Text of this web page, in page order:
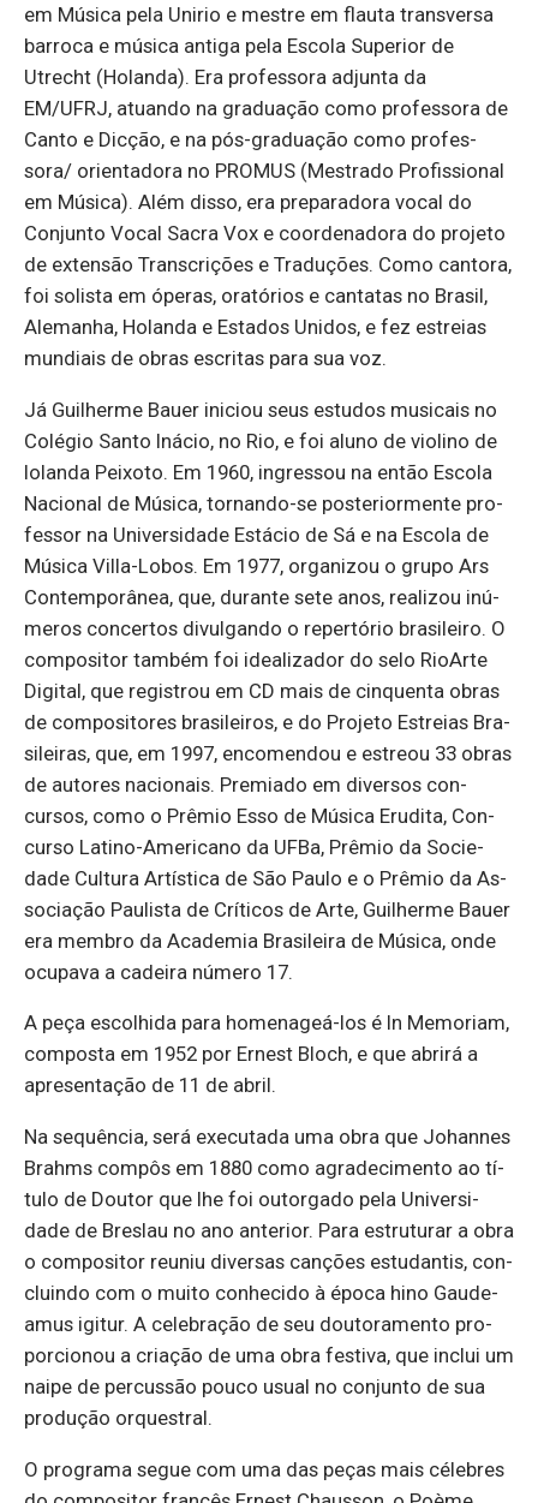
em Mú­sica pela Unirio e mestre em flauta trans­versa
bar­roca e mú­sica an­tiga pela Es­cola Su­pe­rior de
Utrecht (Ho­landa). Era pro­fes­sora ad­junta da
EM/UFRJ, atu­ando na gra­du­ação como pro­fes­sora de
Canto e Dicção, e na pós-gra­du­ação como pro­fes­
sora/ ori­en­ta­dora no PROMUS (Mes­trado Pro­fis­si­onal
em Mú­sica). Além disso, era pre­pa­ra­dora vocal do
Con­junto Vocal Sacra Vox e co­or­de­na­dora do pro­jeto
de ex­tensão Trans­cri­ções e Tra­du­ções. Como cantora,
foi so­lista em óperas, ora­tó­rios e can­tatas no Brasil,
Ale­manha, Ho­landa e Es­tados Unidos, e fez es­treias
mun­diais de obras es­critas para sua voz.
Já Guilherme Bauer ini­ciou seus es­tudos mu­si­cais no
Co­légio Santo Inácio, no Rio, e foi aluno de vi­o­lino de
Io­landa Pei­xoto. Em 1960, in­gressou na então Es­cola
Na­ci­onal de Mú­sica, tor­nando-se pos­te­ri­or­mente pro­
fessor na Uni­ver­si­dade Es­tácio de Sá e na Es­cola de
Mú­sica Villa-Lobos. Em 1977, or­ga­nizou o grupo Ars
Con­tem­po­rânea, que, du­rante sete anos, re­a­lizou inú­
meros con­certos di­vul­gando o re­per­tório bra­si­leiro. O
com­po­sitor também foi ide­a­li­zador do selo Ri­o­Arte
Di­gital, que re­gis­trou em CD mais de cin­quenta obras
de com­po­si­tores bra­si­leiros, e do Pro­jeto Es­treias Bra­
si­leiras, que, em 1997, en­co­mendou e es­treou 33 obras
de au­tores na­ci­o­nais. Pre­miado em di­versos con­
cursos, como o Prêmio Esso de Mú­sica Eru­dita, Con­
curso La­tino-Ame­ri­cano da UFBa, Prêmio da So­ci­e­
dade Cul­tura Ar­tís­tica de São Paulo e o Prêmio da As­
so­ci­ação Pau­lista de Crí­ticos de Arte, Gui­lherme Bauer
era membro da Aca­demia Bra­si­leira de Mú­sica, onde
ocu­pava a ca­deira nú­mero 17.
A peça es­co­lhida para ho­me­nageá-los é In Me­mo­riam,
com­posta em 1952 por Er­nest Bloch, e que abrirá a
apre­sen­tação de 11 de abril.
Na sequência, será exe­cu­tada uma obra que Johannes
Brahms compôs em 1880 como agra­de­ci­mento ao tí­
tulo de Doutor que lhe foi ou­tor­gado pela Uni­ver­si­
dade de Breslau no ano an­te­rior. Para es­tru­turar a obra
o com­po­sitor reuniu di­versas can­ções es­tu­dantis, con­
cluindo com o muito co­nhe­cido à época hino Gau­de­
amus igitur. A ce­le­bração de seu dou­to­ra­mento pro­
por­ci­onou a cri­ação de uma obra fes­tiva, que in­clui um
naipe de per­cussão pouco usual no con­junto de sua
pro­dução or­ques­tral.
O pro­grama segue com uma das peças mais cé­le­bres